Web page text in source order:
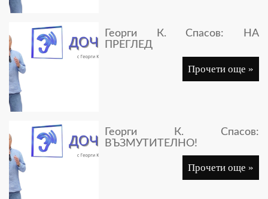
Георги К. Спасов: НА
ПРЕГЛЕД
Прочети още »
Георги К. Спасов:
ВЪЗМУТИТЕЛНО!
Прочети още »